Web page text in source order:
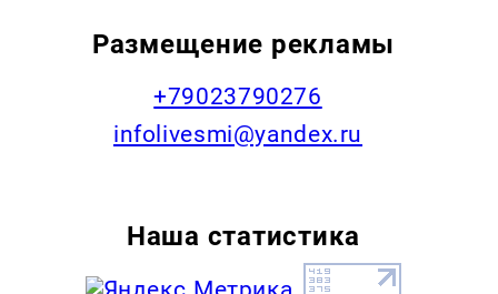
Размещение рекламы
+79023790276
infolivesmi@yandex.ru
Наша статистика